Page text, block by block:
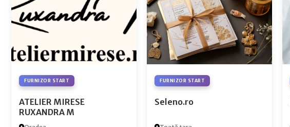
FURNIZOR START
ATELIER MIRESE
RUXANDRA M
FURNIZOR START
Seleno.ro